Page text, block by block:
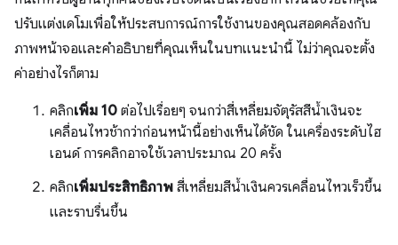
ปรับแต่งเดโมเพื่อให้ประสบการณ์การใช้งานของคุณสอดคล้องกับ
ภาพหน้าจอและคำอธิบายที่คุณเห็นในบทแนะนำนี้ ไม่ว่าคุณจะตั้ง
ค่าอย่างไรก็ตาม
คลิกเพิ่ม 10 ต่อไปเรื่อยๆ จนกว่าสี่เหลี่ยมจัตุรัสสีน้ำเงินจะ
เคลื่อนไหวช้ากว่าก่อนหน้านี้อย่างเห็นได้ชัด ในเครื่องระดับไฮ
เอนด์ การคลิกอาจใช้เวลาประมาณ 20 ครั้ง
คลิกเพิ่มประสิทธิภาพ สี่เหลี่ยมสีน้ำเงินควรเคลื่อนไหวเร็วขึ้น
และราบรื่นขึ้น